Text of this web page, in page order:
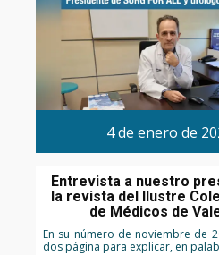
4 de enero de
Entrevista a nuestro
la revista del Ilustre
de Médicos de
En su número de noviembre de
dos página para explicar, en